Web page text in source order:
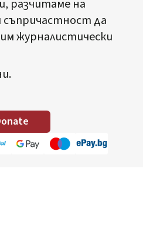
разчитаме на
да
журналистически